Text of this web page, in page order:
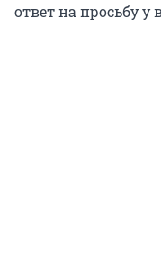
ответ на просьбу у